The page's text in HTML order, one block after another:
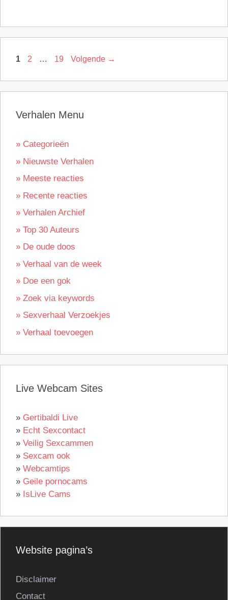
Pagina
1 Pagina
2 … Pagina
19 Volgende →
Verhalen Menu
» Categorieën
» Nieuwste Verhalen
» Meeste reacties
» Recente reacties
» Verhalen Archief
» Top 30 Auteurs
» De oude doos
» Verhaal van de week
» Doe een gok
» Zoek via keywords
» Sexverhaal Verzoekjes
» Verhaal toevoegen
Live Webcam Sites
» Gertibaldi Live
» Echt Sexcontact
» Veilig Sexcammen
» Sexcam ook
» Webcamtips
» Geile pornocams
» IsLive Cams
Website pagina’s
Disclaimer
Contact